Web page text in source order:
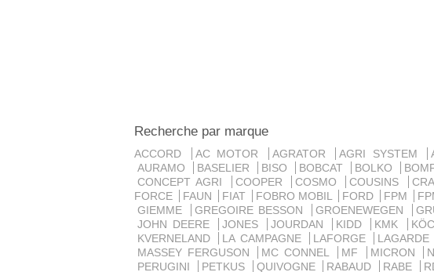
Recherche par marque
ACCORD AC MOTOR AGRATOR AGRI SYSTEM
AURAMO
BASELIER BISO BOBCAT BOLKO
CONCEPT AGRI
COOPER COSMO COUSINS
FORCE
FAUN FIAT FOBRO MOBIL FORD FPM
GIEMME
GREGOIRE BESSON GROENEWEGEN
JOHN DEERE
JONES JOURDAN KIDD KMK
KVERNELAND
LA CAMPAGNE LAFORGE LAGARDE
MASSEY FERGUSON
MC CONNEL MF MICRON
PERUGINI
PETKUS QUIVOGNE RABAUD RABE